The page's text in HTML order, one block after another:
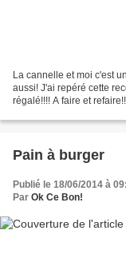
La cannelle et moi c'est
aussi! J'ai repéré cette
régalé!!!! A faire et
Pain à burger
Publié le 18/06/2014 à
Par Ok Ce Bon!